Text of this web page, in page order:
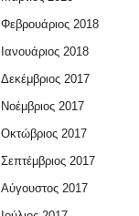
Φεβρουάριος 2018
Ιανουάριος 2018
Δεκέμβριος 2017
Νοέμβριος 2017
Οκτώβριος 2017
Σεπτέμβριος 2017
Αύγουστος 2017